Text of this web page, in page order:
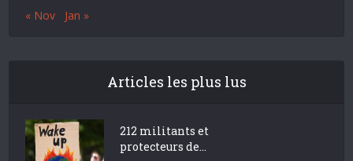
« Nov Jan »
Articles les plus lus
212 militants et
protecteurs de...